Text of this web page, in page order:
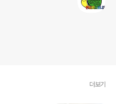
더보기